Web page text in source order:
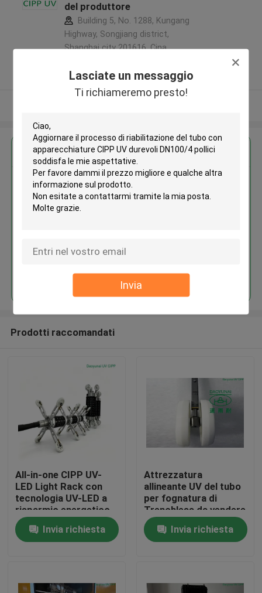
Lasciate un messaggio
Ti richiameremo presto!
Invia
Casa
Circa noi
del produttore
Building 5, No. 1288, Kungang
Highway, Songjiang district,
Shanghai city 201616 ,Cina
Fornitore verificato
Ottieni il miglior prezzo per
Aggiornare il processo di
riabilitazione del tubo con
Continua
Prodotti raccomandati
All-in-one CIPP UV-
LED Light Rack con
tecnologia UV-LED a
risparmio energetico,
controllo della
temperatura
intelligente e
riabilitazione di tubi
Invia richiesta
Attrezzatura
allineante UV del tubo
per fognatura di
Trenchless da vendere
lo scaffale della ruota
del faroInvia richiesta